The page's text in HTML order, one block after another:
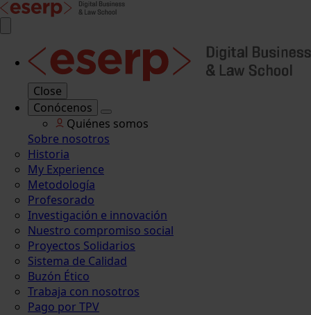
Close
Conócenos
Quiénes somos
Sobre nosotros
Historia
My Experience
Metodología
Profesorado
Investigación e innovación
Nuestro compromiso social
Proyectos Solidarios
Sistema de Calidad
Buzón Ético
Trabaja con nosotros
Pago por TPV